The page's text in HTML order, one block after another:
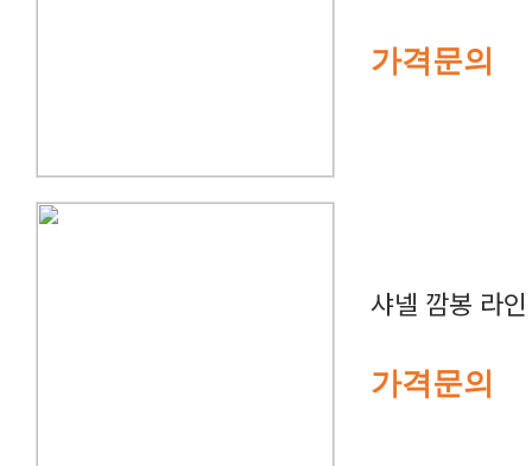
가격문의
샤넬 깜봉 라
가격문의